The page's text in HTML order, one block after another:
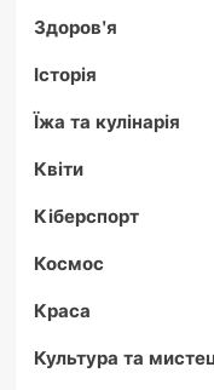
Здоров'я
Історія
Їжа та кулінарія
Квіти
Кіберспорт
Космос
Краса
Культура та